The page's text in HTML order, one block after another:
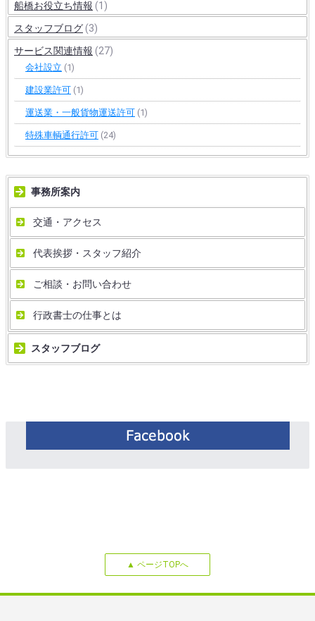
船橋お役立ち情報 (1)
スタッフブログ(3)
サービス関連情報 (27)
会社設立 (1)
建設業許可 (1)
運送業・一般貨物運送許可 (1)
特殊車輌通行許可 (24)
事務所案内
交通・アクセス
代表挨拶・スタッフ紹介
ご相談・お問い合わせ
行政書士の仕事とは
スタッフブログ
▲ ページTOPへ